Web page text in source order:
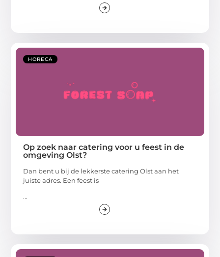
HORECA
Op zoek naar catering voor u feest in de
omgeving Olst?
Dan bent u bij de lekkerste catering Olst aan het
juiste adres. Een feest is
...